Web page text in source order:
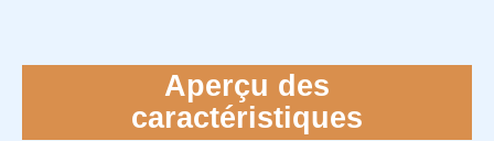
Aperçu des
caractéristiques